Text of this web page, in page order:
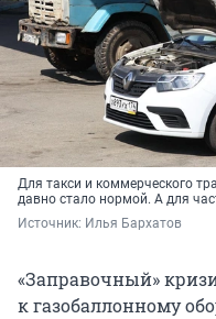
Для такси и коммерческого
давно стало нормой. А для
Источник: Илья Бархатов
«Заправочный»
к газобаллонному